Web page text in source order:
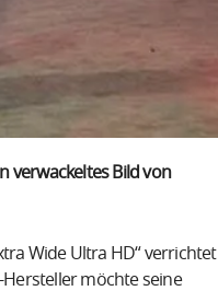
verwackeltes Bild von
Wide Ultra HD“ verrichtet
Hersteller möchte seine